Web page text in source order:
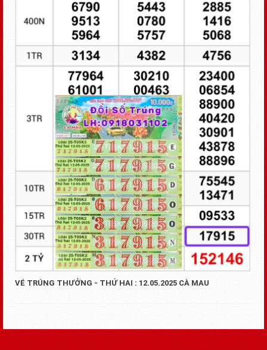
VÉ TRÚNG THƯỞNG - THỨ HAI : 12.05.2025 ĐỒNG THÁP